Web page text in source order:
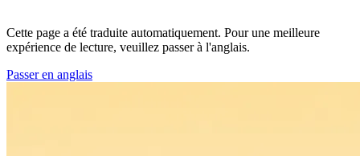
Cette page a été traduite automatiquement. Pour une meilleure
expérience de lecture, veuillez passer à l'anglais.
Passer en anglais